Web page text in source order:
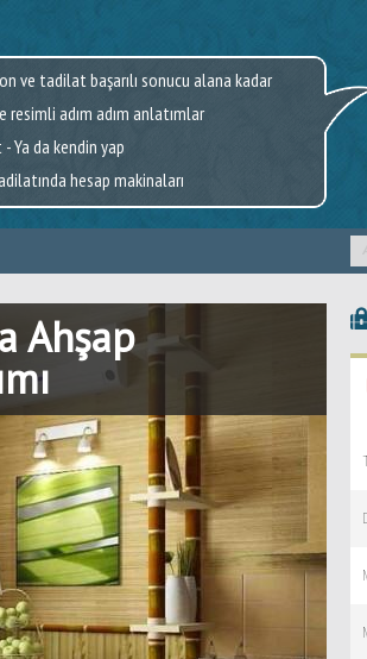
ve tadilat başarılı sonucu alana kadar
resimli adım adım anlatımlar
Ya da kendin yap
hesap makinaları
Ahşap